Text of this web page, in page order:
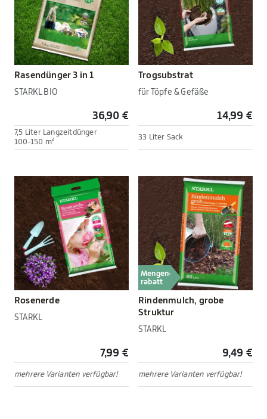
Rasendünger 3 in 1
STARKL BIO
36,90 €
7,5 Liter Langzeitdünger
100-150 m²
Trogsubstrat
für Töpfe & Gefäße
14,99 €
33 Liter Sack
Rosenerde
STARKL
7,99 €
mehrere Varianten verfügbar!
Mengen-
rabatt
Rindenmulch, grobe
Struktur
STARKL
9,49 €
mehrere Varianten verfügbar!